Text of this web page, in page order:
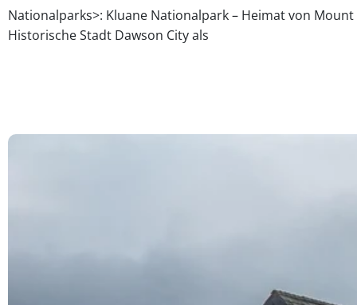
Nationalparks>: Kluane Nationalpark – Heimat von
Historische Stadt Dawson City als